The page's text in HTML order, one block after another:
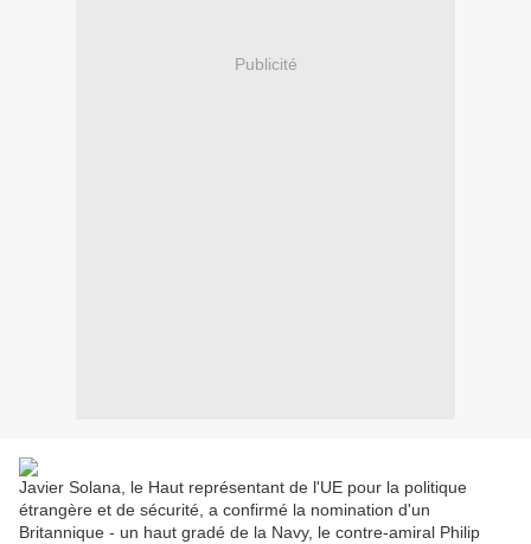
Publicité
Javier Solana, le Haut représentant de l'UE pour la politique
étrangère et de sécurité, a confirmé la nomination d'un
Britannique - un haut gradé de la Navy, le contre-amiral Philip